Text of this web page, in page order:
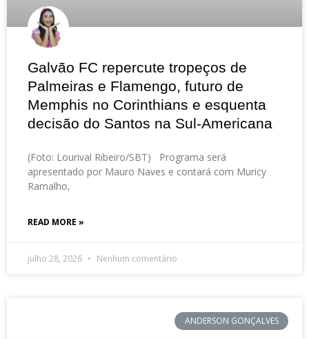
Galvão FC repercute tropeços de
Palmeiras e Flamengo, futuro de
Memphis no Corinthians e esquenta
decisão do Santos na Sul-Americana
(Foto: Lourival Ribeiro/SBT) Programa será
apresentado por Mauro Naves e contará com Muricy
Ramalho,
READ MORE »
julho 28, 2026 Nenhum comentário
ANDERSON GONÇALVES